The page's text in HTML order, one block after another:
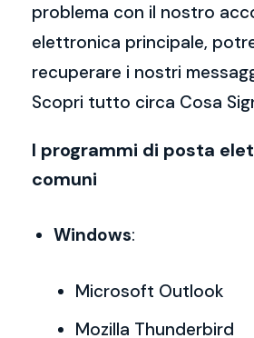
problema con il nostro
elettronica principale,
recuperare i nostri
Scopri tutto circa Cosa
I programmi di posta
comuni
Windows:
Microsoft Outlook
Mozilla Thunderbird